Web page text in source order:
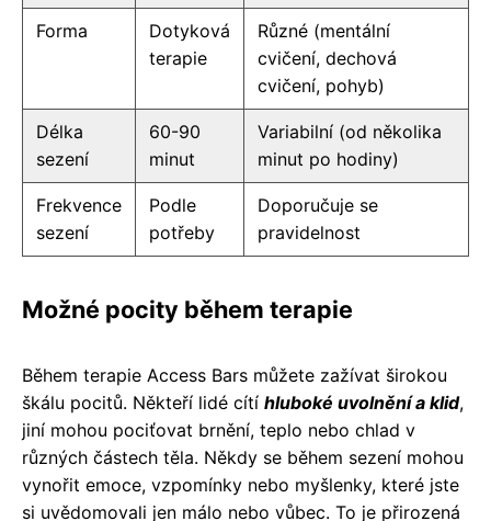
Forma
Dotyková
terapie
Různé (mentální
cvičení, dechová
cvičení, pohyb)
Délka
sezení
60-90
minut
Variabilní (od několika
minut po hodiny)
Frekvence
sezení
Podle
potřeby
Doporučuje se
pravidelnost
Možné pocity během terapie
Během terapie Access Bars můžete zažívat širokou
škálu pocitů. Někteří lidé cítí hluboké uvolnění a klid,
jiní mohou pociťovat brnění, teplo nebo chlad v
různých částech těla. Někdy se během sezení mohou
vynořit emoce, vzpomínky nebo myšlenky, které jste
si uvědomovali jen málo nebo vůbec. To je přirozená